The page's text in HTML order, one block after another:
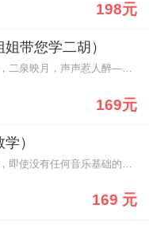
198元
带您学二胡）
中华传承，古典乐器，二泉映月，声声惹人醉——二胡零基础
169元
）
169 元